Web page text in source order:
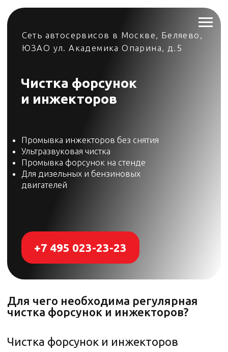
Промывка инжекторов без снятия
ЮЗАО ул. Академика Опарина, д.5
+7 495 023-23-23
Чистка форсунок и инжекторов
необходима для стабильной работы
двигателя, экономии топлива и
продления срока службы топливной
Со временем на них образуется нагар и
топлива, что приводит к